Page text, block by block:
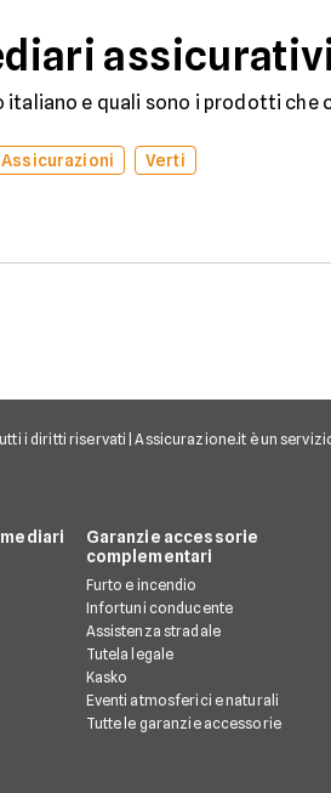
italiano e quali sono i prodotti che
Verti
i diritti riservati | Assicurazione.it è un
Garanzie accessorie
complementari
Furto e incendio
Infortuni conducente
Assistenza stradale
Tutela legale
Kasko
Eventi atmosferici e naturali
Tutte le garanzie accessorie